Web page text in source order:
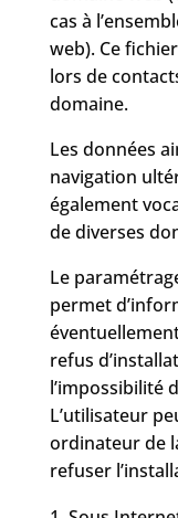
cas à
web). Ce
lors de
domaine.
Les données
navigation
également
de diverses
Le
permet
refus
l’impossibilité
L’utilisateur
ordinateur de
refuser